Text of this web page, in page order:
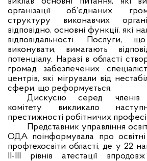
організації об’єднаних
структуру виконавчих
відповідно, основні функції, які
відповідальності. Послуги,
виконувати, вимагають
потенціалу. Наразі в області
громад забезпечених
центрів, які мігрували від
сфери, що реформується.
Дискусію серед членів
комітету викликало
престижності робітничих
Представник управління
ОДА поінформувала про
профтехосвіти області, де у 22
ІІ-ІІІ рівнів атестації